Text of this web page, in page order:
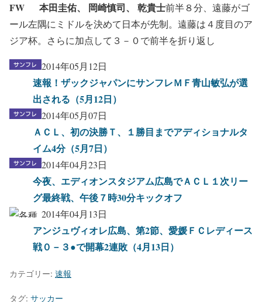
FW 本田圭佑、 岡崎慎司、 乾貴士前半８分、遠藤がゴ
ール左隅にミドルを決めて日本が先制。遠藤は４度目のア
ジア杯。さらに加点して３－０で前半を折り返し
2014年05月12日
速報！ザックジャパンにサンフレＭＦ青山敏弘が選
出される（5月12日）
2014年05月07日
ＡＣＬ、初の決勝Ｔ、１勝目までアディショナルタ
イム4分（5月7日）
2014年04月23日
今夜、エディオンスタジアム広島でＡＣＬ１次リー
グ最終戦、午後７時30分キックオフ
2014年04月13日
アンジュヴィオレ広島、第2節、愛媛ＦＣレディース
戦０－３●で開幕2連敗（4月13日）
カテゴリー: 速報
タグ: サッカー